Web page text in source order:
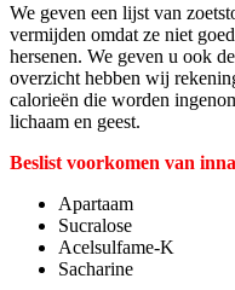
We geven een lijst van
vermijden omdat ze niet
hersenen. We geven u ook
overzicht hebben wij
calorieën die worden
lichaam en geest.
Beslist voorkomen van
Apartaam
Sucralose
Acelsulfame-K
Sacharine